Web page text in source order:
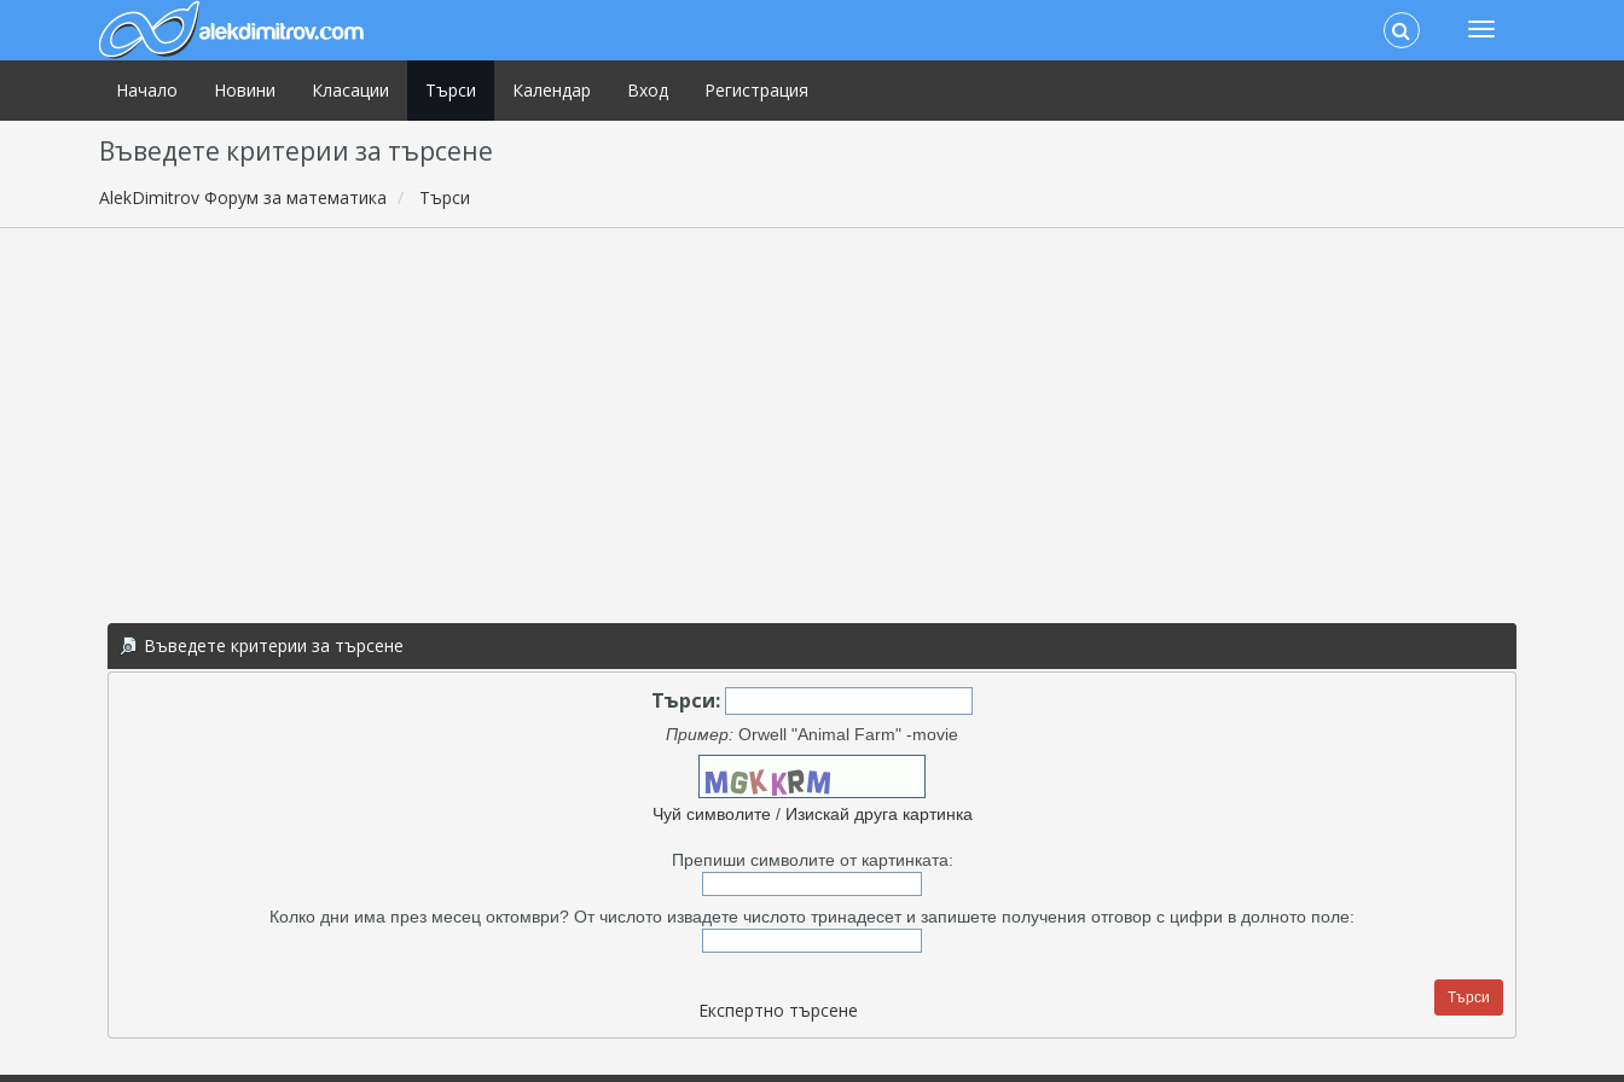
Начало Новини Класации Търси Календар Вход Регистрация
Въведете критерии за търсене
AlekDimitrov Форум за математика Търси
Въведете критерии за търсене
Търси:
Пример: Orwell "Animal Farm" -movie
Чуй символите/ Изискай друга картинка
Препиши символите от картинката:
Колко дни има през месец октомври? От числото извадете числото тринадесет и запишете получения отговор с цифри в долното поле:
Експертно търсене